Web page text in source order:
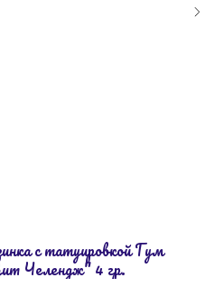
с татуировкой Гум
Челендж" 4 гр.